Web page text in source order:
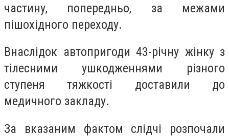
частину, попередньо, за межами
пішохідного переходу.
Внаслідок автопригоди 43-річну жінку з
тілесними ушкодженнями різного
ступеня тяжкості доставили до
медичного закладу.
За вказаним фактом слідчі розпочали